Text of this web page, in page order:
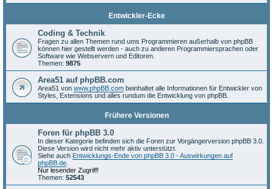
Entwickler-Ecke
Coding & Technik
Fragen zu allen Themen rund ums Programmieren außerhalb von phpBB
können hier gestellt werden - auch zu anderen Programmiersprachen oder
Software wie Webservern und Editoren.
Themen: 9875
Area51 auf phpBB.com
Area51 von www.phpBB.com beinhaltet alle Informationen für Entwickler von
Styles, Extensions und alles rundum die Entwicklung von phpBB.
Frühere Versionen
Foren für phpBB 3.0
In dieser Kategorie befinden sich die Foren zur Vorgängerversion phpBB 3.0.
Diese Version wird nicht mehr aktiv unterstützt.
Siehe auch Entwicklungs-Ende von phpBB 3.0 - Auswirkungen auf
phpBB.de
Nur lesender Zugriff!
Themen: 52543